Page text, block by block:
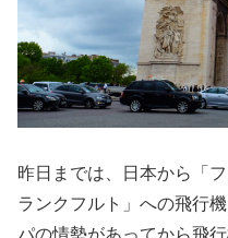
昨日までは、日本から「
ランクフルト」への飛行